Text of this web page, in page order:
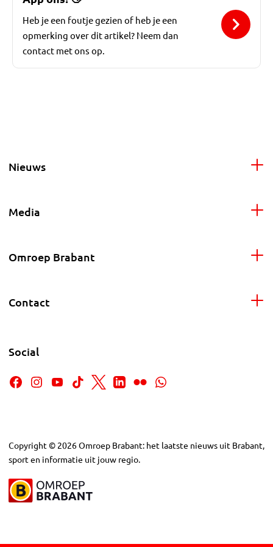
Heb je een foutje gezien of heb je een
opmerking over dit artikel? Neem dan
contact met ons op.
Nieuws
Media
Omroep Brabant
Contact
Social
Copyright © 2026Omroep Brabant: het laatste nieuws uit Brabant,
sport en informatie uit jouw regio.